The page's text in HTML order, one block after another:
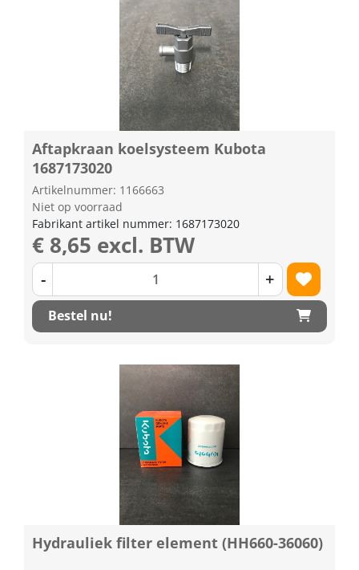
Aftapkraan koelsysteem Kubota
1687173020
Artikelnummer: 1166663
Niet op voorraad
Fabrikant artikel nummer: 1687173020
€ 8,65 excl. BTW
- +
Bestel nu!
Hydrauliek filter element (HH660-36060)